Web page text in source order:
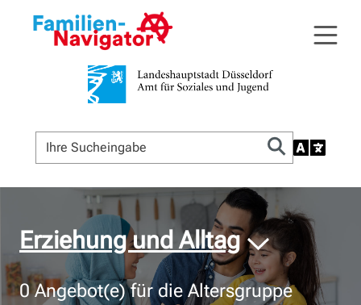
© Bildnachweis
Erziehung und Alltag
0Angebot(e) für die Altersgruppe